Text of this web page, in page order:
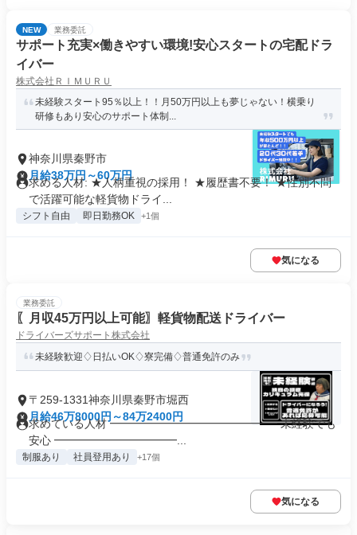
NEW 業務委託
サポート充実×働きやすい環境!安心スタートの宅配ドラ
イバー
株式会社ＲＩＭＵＲＵ
未経験スタート95％以上！！月50万円以上も夢じゃない！横乗り
研修もあり安心のサポート体制...
神奈川県秦野市
月給38万円～60万円
求める人材: ★人柄重視の採用！ ★履歴書不要！ ★性別不問
で活躍可能な軽貨物ドライ...
シフト自由 即日勤務OK +1個
気になる
業務委託
〖月収45万円以上可能〗軽貨物配送ドライバー
ドライバーズサポート株式会社
未経験歓迎♢日払いOK♢寮完備♢普通免許のみ
〒259-1331神奈川県秦野市堀西
月給46万8000円～84万2400円
求めている人材 ━━━━━━━━━━━━━━━ 未経験でも
安心 ━━━━━━━━━━━...
制服あり 社員登用あり +17個
気になる